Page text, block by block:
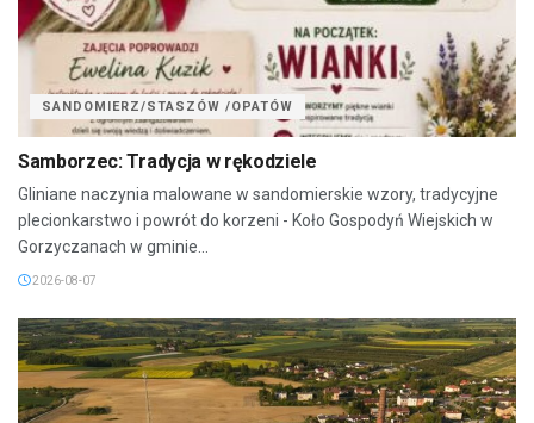
SANDOMIERZ/STASZÓW /OPATÓW
Samborzec: Tradycja w rękodziele
Gliniane naczynia malowane w sandomierskie wzory, tradycyjne
plecionkarstwo i powrót do korzeni - Koło Gospodyń Wiejskich w
Gorzyczanach w gminie...
2026-08-07